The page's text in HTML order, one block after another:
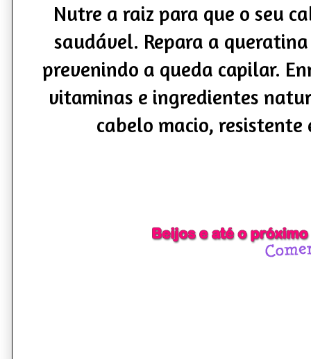
Nutre a raiz para que o seu
saudável. Repara a
prevenindo a queda capilar.
vitaminas e ingredientes
cabelo macio, resistente